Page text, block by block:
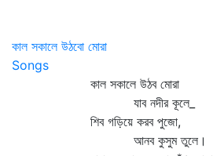
কাল সকালে উঠবো মোরা
Songs
কাল সকালে উঠব মোরা
যাব নদীর কূলে_
শিব গড়িয়ে করব পুজো,
আনব কুসুম তুলে।